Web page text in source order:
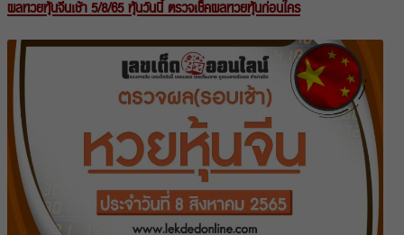
ผลหวยหุ้นจีนเช้า 5/8/65 หุ้นวันนี้ ตรวจเช็คผลหวยหุ้นก่อนใคร